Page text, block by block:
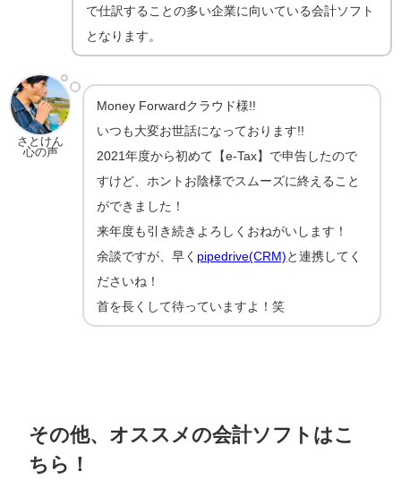
で仕訳することの多い企業に向いている会計ソフト
となります。
さとけん
心の声
Money Forwardクラウド様!!
いつも大変お世話になっております!!
2021年度から初めて【e-Tax】で申告したので
すけど、ホントお陰様でスムーズに終えること
ができました！
来年度も引き続きよろしくおねがいします！
余談ですが、早く pipedrive(CRM) と連携してく
ださいね！
首を長くして待っていますよ！笑
その他、オススメの会計ソフトはこ
ちら！